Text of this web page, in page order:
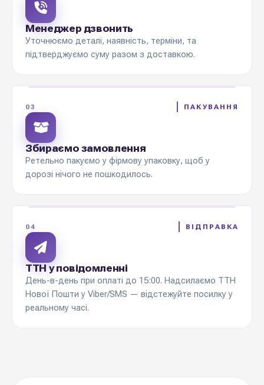
Менеджер дзвонить
Уточнюємо деталі, наявність, терміни, та
підтверджуємо суму разом з доставкою.
03 ПАКУВАННЯ
Збираємо замовлення
Ретельно пакуємо у фірмову упаковку, щоб у
дорозі нічого не пошкодилось.
04 ВІДПРАВКА
ТТН у повідомленні
День-в-день при оплаті до 15:00. Надсилаємо ТТН
Нової Пошти у Viber/SMS — відстежуйте посилку у
реальному часі.